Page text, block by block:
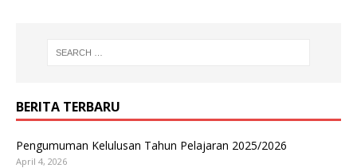
BERITA TERBARU
Pengumuman Kelulusan Tahun Pelajaran 2025/2026
April 4, 2026